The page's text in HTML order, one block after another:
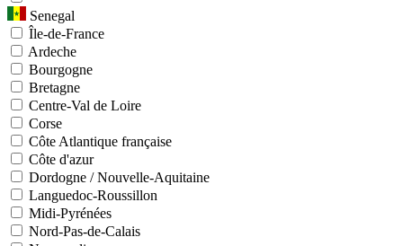
Senegal
Île-de-France
Ardeche
Bourgogne
Bretagne
Centre-Val de Loire
Corse
Côte Atlantique française
Côte d'azur
Dordogne / Nouvelle-Aquitaine
Languedoc-Roussillon
Midi-Pyrénées
Nord-Pas-de-Calais